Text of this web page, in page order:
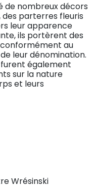
de nombreux décors
des parterres fleuris
leur apparence
ils portèrent des
conformément au
leur dénomination.
également
sur la nature
et leurs
Wrésinski